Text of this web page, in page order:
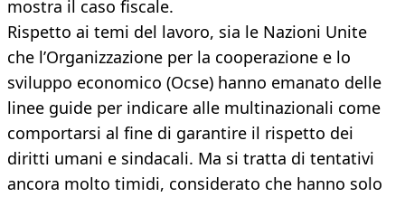
mostra il caso fiscale.
Rispetto ai temi del lavoro, sia le Nazioni Unite
che l’Organizzazione per la cooperazione e lo
sviluppo economico (Ocse) hanno emanato delle
linee guide per indicare alle multinazionali come
comportarsi al fine di garantire il rispetto dei
diritti umani e sindacali. Ma si tratta di tentativi
ancora molto timidi, considerato che hanno solo